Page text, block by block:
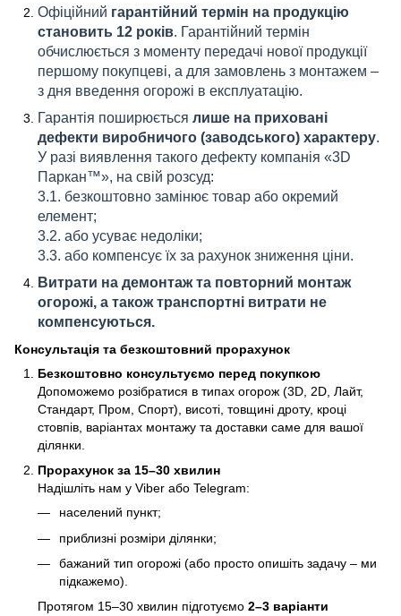
Офіційний гарантійний термін на продукцію
становить 12 років. Гарантійний термін
обчислюється з моменту передачі нової продукції
першому покупцеві, а для замовлень з монтажем –
з дня введення огорожі в експлуатацію.
Гарантія поширюється лише на приховані
дефекти виробничого (заводського) характеру.
У разі виявлення такого дефекту компанія «3D
Паркан™», на свій розсуд:
3.1. безкоштовно замінює товар або окремий
елемент;
3.2. або усуває недоліки;
3.3. або компенсує їх за рахунок зниження ціни.
Витрати на демонтаж та повторний монтаж
огорожі, а також транспортні витрати не
компенсуються.
Консультація та безкоштовний прорахунок
Безкоштовно консультуємо перед покупкою
Допоможемо розібратися в типах огорож (3D, 2D, Лайт,
Стандарт, Пром, Спорт), висоті, товщині дроту, кроці
стовпів, варіантах монтажу та доставки саме для вашої
ділянки.
Прорахунок за 15–30 хвилин
Надішліть нам у Viber або Telegram:
населений пункт;
приблизні розміри ділянки;
бажаний тип огорожі (або просто опишіть задачу – ми
підкажемо).
Протягом 15–30 хвилин підготуємо 2–3 варіанти